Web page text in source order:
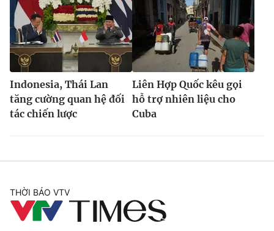
Indonesia, Thái Lan
tăng cường quan hệ đối
tác chiến lược
Liên Hợp Quốc kêu gọi
hỗ trợ nhiên liệu cho
Cuba
THỜI BÁO VTV